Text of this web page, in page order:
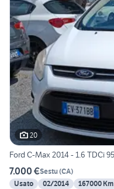
20
Ford C-Max 2014 - 1.6 TDCi
7.000 €Sestu(CA)
Usato
02/2014 167000 Km